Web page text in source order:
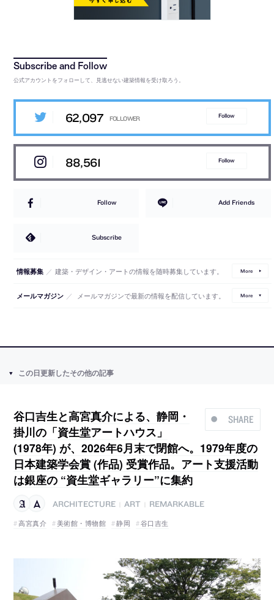
公式アカウントをフォローして、見逃せない建築情報を受け取ろう。
62,097 Follow
88,561 Follow
Follow Add Friends
Subscribe
情報募集 ／ 建築・デザイン・アートの情報を随時募集しています。 More
メールマガジン ／ メールマガジンで最新の情報を配信しています。 More
この日更新したその他の記事
SHARE
谷口吉生と高宮真介による、静岡・
掛川の「資生堂アートハウス」
(1978年) が、2026年6月末で閉館へ。1979年度の
日本建築学会賞 (作品) 受賞作品。アート支援活動
は銀座の “資生堂ギャラリー”に集約
ARCHITECTURE ART
REMARKABLE
高宮真介
美術館・博物館 静岡 谷口吉生